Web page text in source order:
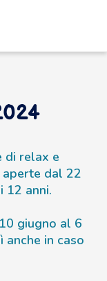
di relax e
aperte dal 22
12 anni.
giugno al 6
in caso